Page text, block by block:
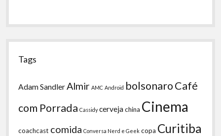
Tags
Adam Sandler Almir AMC Android bolsonaroCafé
com Porrada Cassidy cervejachina Cinema
coachcast comida Conversa Nerd e Geek copa Curitiba